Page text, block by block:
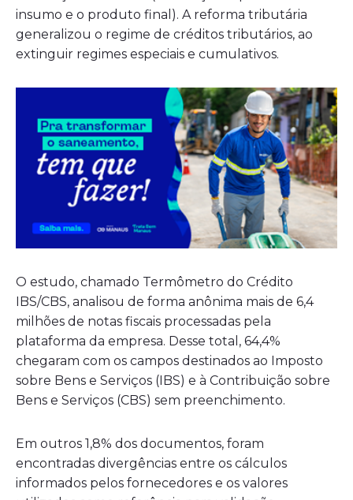
insumo e o produto final). A reforma tributária
generalizou o regime de créditos tributários, ao
extinguir regimes especiais e cumulativos.
O estudo, chamado Termômetro do Crédito
IBS/CBS, analisou de forma anônima mais de 6,4
milhões de notas fiscais processadas pela
plataforma da empresa. Desse total, 64,4%
chegaram com os campos destinados ao Imposto
sobre Bens e Serviços (IBS) e à Contribuição sobre
Bens e Serviços (CBS) sem preenchimento.
Em outros 1,8% dos documentos, foram
encontradas divergências entre os cálculos
informados pelos fornecedores e os valores